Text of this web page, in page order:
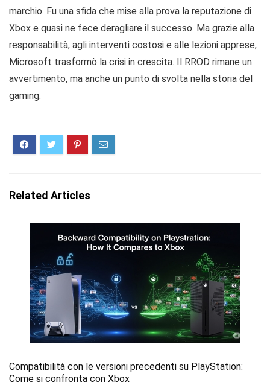
marchio. Fu una sfida che mise alla prova la reputazione di
Xbox e quasi ne fece deragliare il successo. Ma grazie alla
responsabilità, agli interventi costosi e alle lezioni apprese,
Microsoft trasformò la crisi in crescita. Il RROD rimane un
avvertimento, ma anche un punto di svolta nella storia del
gaming.
Related Articles
Compatibilità con le versioni precedenti su PlayStation:
Come si confronta con Xbox